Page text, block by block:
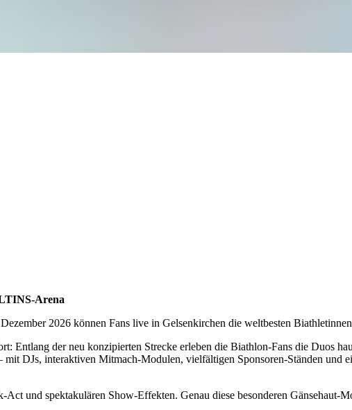
Arena
2026 können Fans live in Gelsenkirchen die weltbesten
Entlang der neu konzipierten Strecke erleben die Biathlon-Fans die Duos
DJs, interaktiven Mitmach-Modulen, vielfältigen Sponsoren-Ständen und
und spektakulären Show-Effekten. Genau diese besonderen Gänsehaut-